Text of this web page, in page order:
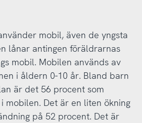
mobil, även de yngsta
lånar antingen föräldrarnas
mobil. Mobilen används av
i åldern 0-10 år. Bland barn
är det 56 procent som
mobilen. Det är en liten ökning
på 52 procent. Det är